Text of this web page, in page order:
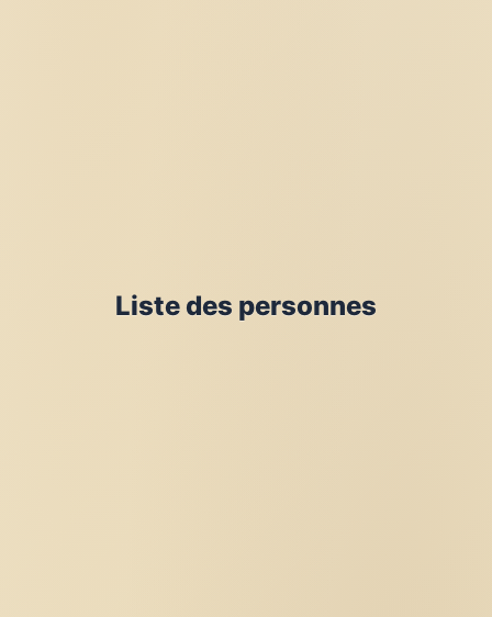
Liste des personnes